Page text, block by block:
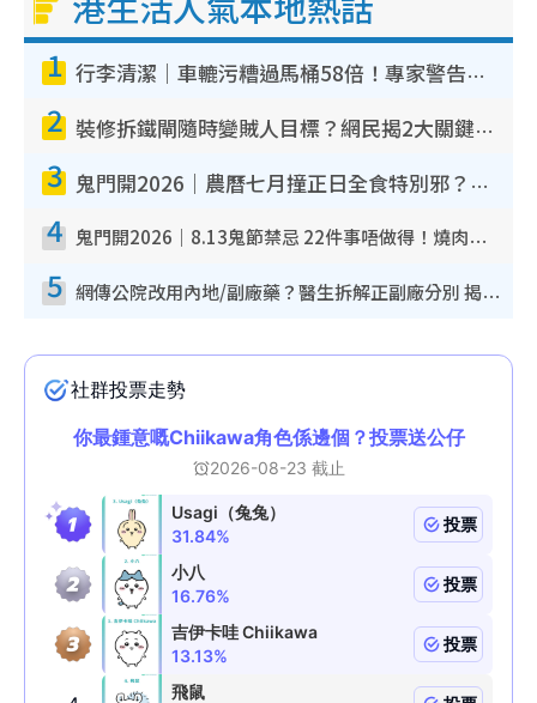
1 行李清潔｜車轆污糟過馬桶58倍！專家警告忌用酒精抹 教1招免污手除菌
2 裝修拆鐵閘隨時變賊人目標？網民揭2大關鍵用途：裝新式等於白裝？附新舊鐵閘分別
3 鬼門開2026｜農曆七月撞正日全食特別邪？專家警告切忌做一事！揭4大禁忌+2招保平安
4 鬼門開2026｜8.13鬼節禁忌 22件事唔做得！燒肉、刺身要少食？半夜勿吹口哨/打呢個電話
5 網傳公院改用內地/副廠藥？醫生拆解正副廠分別 揭4類人換藥隨時出事